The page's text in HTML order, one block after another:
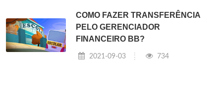
COMO FAZER TRANSFERÊNCIA
PELO GERENCIADOR
FINANCEIRO BB?
2021-09-03 734